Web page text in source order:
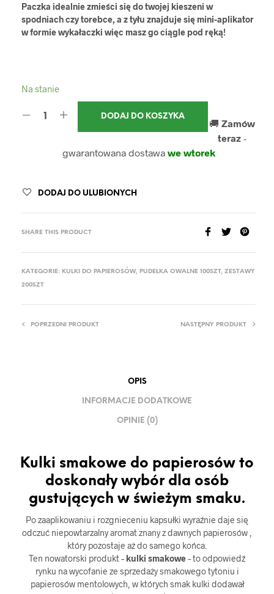
Paczka idealnie zmieści się do twojej kieszeni w
spodniach czy torebce, a z tyłu znajduje się mini-aplikator
w formie wykałaczki więc masz go ciągle pod ręką!
Na stanie
DODAJ DO KOSZYKA
🚚 Zamów
teraz-
gwarantowana dostawa we wtorek
DODAJ DO ULUBIONYCH
SHARE THIS PRODUCT
KATEGORIE: KULKI DO PAPIEROSÓW, PUDEŁKA OWALNE 100SZT, ZESTAWY
200SZT
POPRZEDNI PRODUKT NASTĘPNY PRODUKT
OPIS
INFORMACJE DODATKOWE
OPINIE (0)
Kulki smakowe do papierosów to
doskonały wybór dla osób
gustujących w świeżym smaku.
Po zaaplikowaniu i rozgnieceniu kapsułki wyraźnie daje się
odczuć niepowtarzalny aromat znany z dawnych papierosów ,
który pozostaje aż do samego końca.
Ten nowatorski produkt – kulki smakowe– to odpowiedź
rynku na wycofanie ze sprzedaży smakowego tytoniu i
papierosów mentolowych, w których smak kulki dodawał